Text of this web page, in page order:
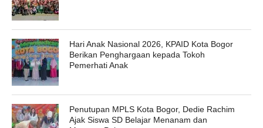
Hari Anak Nasional 2026, KPAID Kota Bogor
Berikan Penghargaan kepada Tokoh
Pemerhati Anak
Penutupan MPLS Kota Bogor, Dedie Rachim
Ajak Siswa SD Belajar Menanam dan